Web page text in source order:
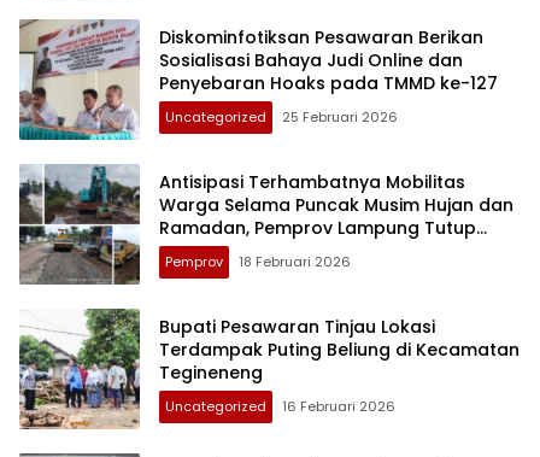
Diskominfotiksan Pesawaran Berikan
Sosialisasi Bahaya Judi Online dan
Penyebaran Hoaks pada TMMD ke-127
Uncategorized 25 Februari 2026
Antisipasi Terhambatnya Mobilitas
Warga Selama Puncak Musim Hujan dan
Ramadan, Pemprov Lampung Tutup
Jalan Berlubang
Pemprov 18 Februari 2026
Bupati Pesawaran Tinjau Lokasi
Terdampak Puting Beliung di Kecamatan
Tegineneng
Uncategorized 16 Februari 2026